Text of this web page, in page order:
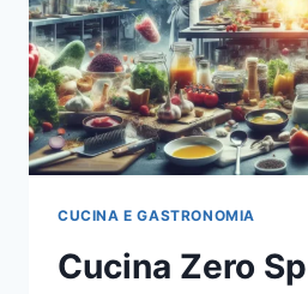
CUCINA E GASTRONOMIA
Cucina Zero